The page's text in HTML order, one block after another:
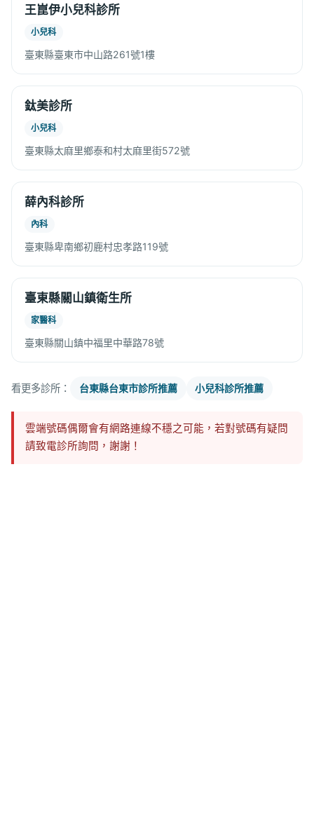
王崑伊小兒科診所
小兒科
臺東縣臺東市中山路261號1樓
鈦美診所
小兒科
臺東縣太麻里鄉泰和村太麻里街572號
薛內科診所
內科
臺東縣卑南鄉初鹿村忠孝路119號
臺東縣關山鎮衛生所
家醫科
臺東縣關山鎮中福里中華路78號
看更多診所： 台東縣台東市診所推薦 小兒科診所推薦
雲端號碼偶爾會有網路連線不穩之可能，若對號碼有疑問
請致電診所詢問，謝謝！